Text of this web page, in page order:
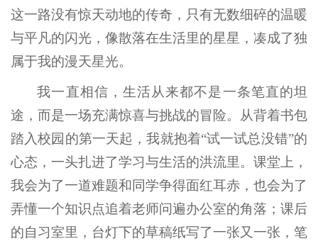
这一路没有惊天动地的传奇，只有无数细碎的温暖
与平凡的闪光，像散落在生活里的星星，凑成了独
属于我的漫天星光。
我一直相信，生活从来都不是一条笔直的坦
途，而是一场充满惊喜与挑战的冒险。从背着书包
踏入校园的第一天起，我就抱着“试一试总没错”的
心态，一头扎进了学习与生活的洪流里。课堂上，
我会为了一道难题和同学争得面红耳赤，也会为了
弄懂一个知识点追着老师问遍办公室的角落；课后
的自习室里，台灯下的草稿纸写了一张又一张，笔